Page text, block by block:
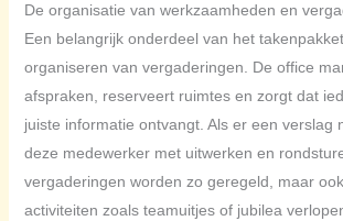
De organisatie van werkzaamheden en
Een belangrijk onderdeel van het
organiseren van vergaderingen. De office
afspraken, reserveert ruimtes en zorgt dat
juiste informatie ontvangt. Als er een verslag
deze medewerker met uitwerken en
vergaderingen worden zo geregeld, maar
activiteiten zoals teamuitjes of jubilea